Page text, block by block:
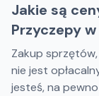
Jakie są
Przyczepy
Zakup
nie jest
jesteś, na